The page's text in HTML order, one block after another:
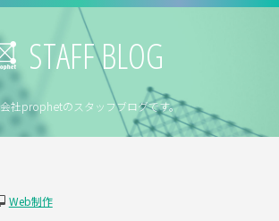
STAFF BLOG
社prophetのスタッフブログです。
Web制作